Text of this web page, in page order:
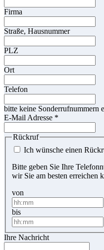
Firma
Straße, Hausnummer
PLZ
Ort
Telefon
bitte keine Sonderrufnummern
E-Mail Adresse *
Rückruf
Ich wünsche einen
Bitte geben Sie Ihre
wir Sie am besten erreichen
von
bis
Ihre Nachricht